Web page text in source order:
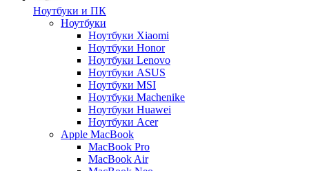
Ноутбуки и ПК
Ноутбуки
Ноутбуки Xiaomi
Ноутбуки Honor
Ноутбуки Lenovo
Ноутбуки ASUS
Ноутбуки MSI
Ноутбуки Machenike
Ноутбуки Huawei
Ноутбуки Acer
Apple MacBook
MacBook Pro
MacBook Air